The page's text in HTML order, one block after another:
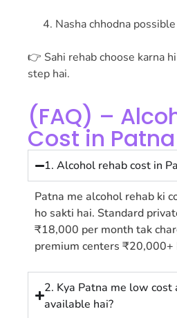
Nasha chhodna
👉 Sahi rehab choose karna
step hai.
(FAQ) –
Cost in Patna
1. Alcohol rehab cost in
Patna me alcohol rehab ki
ho sakti hai. Standard
₹18,000 per month tak
premium centers ₹20,000+
2. Kya Patna me low cost
available hai?